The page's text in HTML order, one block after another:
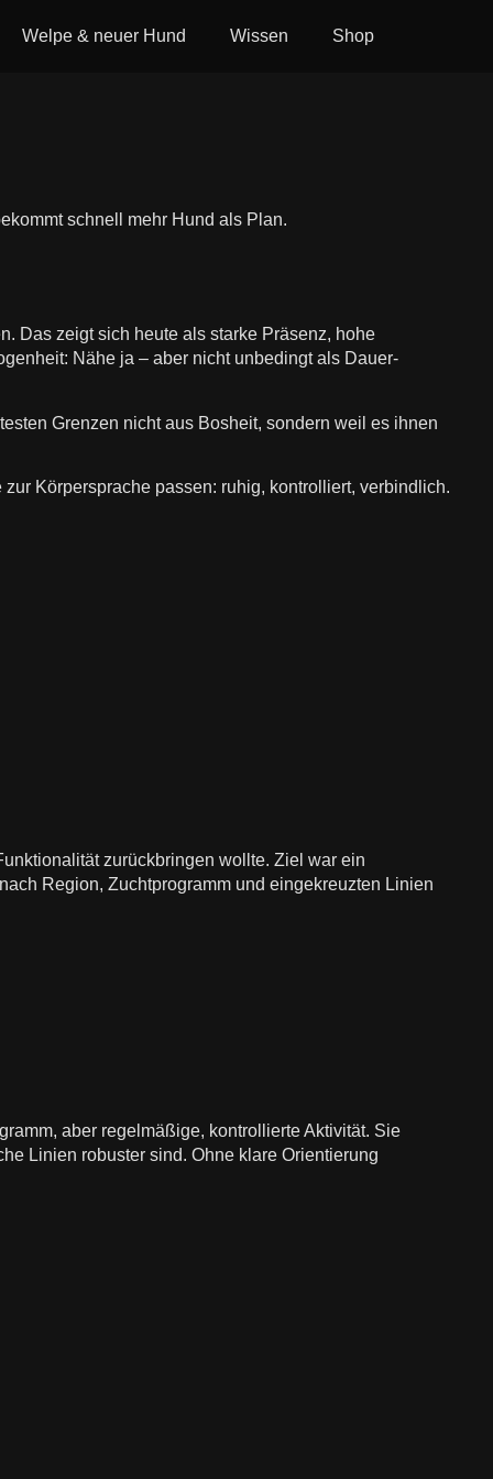
Welpe & neuer Hund Wissen Shop
schnell mehr Hund als Plan.
Das zeigt sich heute als starke Präsenz, hohe
Nähe ja – aber nicht unbedingt als Dauer-
Grenzen nicht aus Bosheit, sondern weil es ihnen
Körpersprache passen: ruhig, kontrolliert, verbindlich.
zurückbringen wollte. Ziel war ein
Region, Zuchtprogramm und eingekreuzten Linien
aber regelmäßige, kontrollierte Aktivität. Sie
Linien robuster sind. Ohne klare Orientierung